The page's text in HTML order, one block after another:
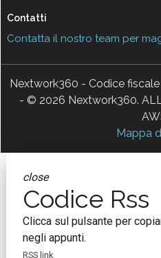
Contatti
Contatta il nostro team per
Nextwork360 - Codice
- © 2026 Nextwork360. ALL
Mappa
close
Codice Rss
Clicca sul pulsante per
negli appunti.
RSS link